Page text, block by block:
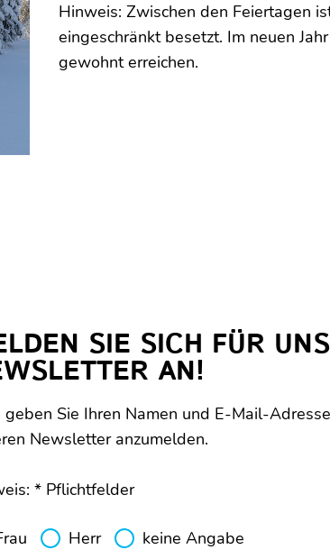
Hinweis: Zwischen den Feiertagen
eingeschränkt besetzt. Im neuen
gewohnt erreichen.
SIE SICH FÜR
AN!
geben Sie Ihren Namen und E-Mail-
Newsletter anzumelden.
* Pflichtfelder
Herr
keine Angabe